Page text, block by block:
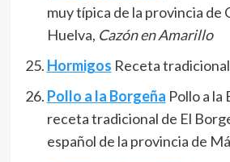
muy típica de la provincia de
Huelva, Cazón en Amarillo
Hormigos Receta
Pollo a la Borgeña Pollo a la
receta tradicional de El
español de la provincia de